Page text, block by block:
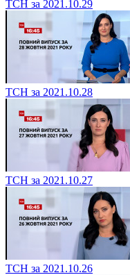
ТСН за 2021.10.29
ТСН за 2021.10.28
ТСН за 2021.10.27
ТСН за 2021.10.26